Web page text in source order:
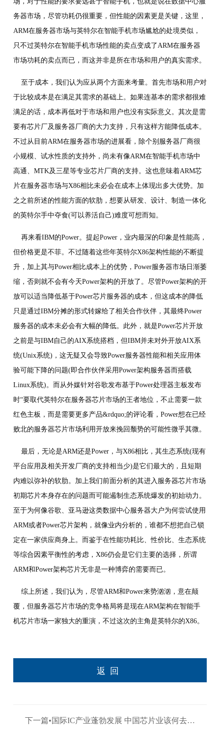
务器市场，尽管功耗仍很重要，但性能的因素更是关键，这里，
ARM在服务器市场与英特尔在智能手机市场尴尬的处境类似，
只不过英特尔在智能手机市场性能的卖点变成了ARM在服务器
市场功耗的卖点而已，而这并非是所在市场和用户的真实需求。
至于成本，我们认为应从两个方面来考量。首先市场和用户对
于比较成本是在满足其需求的基础上。如果连基本的需求都很难
满足的话，成本再低对于市场和用户也没有实际意义。其次是需
要有芯片厂及服务器厂商的大力支持，只有这样方能降低成本。
不过从目前ARM在服务器市场的进展看，除个别服务器厂商很
小规模、试水性质的支持外，尚未有像ARM在智能手机市场中
高通、MTK及三星等专业芯片厂商的支持。这也意味着ARM芯
片在服务器市场与X86相比未必会在成本上体现出多大优势。加
之之前所述的性能方面的软肋，想要从研发、设计、制造一体化
的英特尔手中夺食(可以养活自己)难度可想而知。
再来看IBM的Power。提起Power，业内最深的印象是性能高，
但价格更是不菲。不过随着这些年英特尔X86架构性能的不断提
升，加上其与Power相比成本上的优势，Power服务器市场日渐萎
缩，否则就不会有今天Power架构的开放了。尽管Power架构的开
放可以适当降低基于Power芯片服务器的成本，但这成本的降低
只是通过IBM分摊的形式转嫁给了相关合作伙伴，其最终Power
服务器的成本未必会有大幅的降低。此外，就是Power芯片开放
之前是与IBM自己的AIX系统搭档，但IBM并未对外开放AIX系
统(Unix系统)，这无疑又会导致Power服务器性能和相关应用体
验可能下降的问题(即合作伙伴采用Power架构服务器而搭载
Linux系统)。而从外媒针对谷歌发布基于Power处理器主板发布
时“要取代英特尔在服务器芯片市场的王者地位，不止需要一款
红色主板，而是需要更多产品&rdquo;的评论看，Power想在已经
败北的服务器芯片市场利用开放来挽回颓势的可能性微乎其微。
最后，无论是ARM还是Power，与X86相比，其生态系统(现有
平台应用及相关开发厂商的支持相当少)是它们最大的，且短期
内难以弥补的软肋。加上我们前面分析的其进入服务器芯片市场
初期芯片本身存在的问题而可能遏制生态系统爆发的初始动力。
至于为何像谷歌、亚马逊这类数据中心服务器大户为何尝试使用
ARM或者Power芯片架构，就像业内分析的，谁都不想把自己锁
定在一家供应商身上。而鉴于在性能功耗比、性价比、生态系统
等综合因素平衡性的考虑，X86仍会是它们主要的选择，所谓
ARM和Power架构芯片无非是一种博弈的需要而已。
综上所述，我们认为，尽管ARM和Power来势汹汹，意在颠
覆，但服务器芯片市场的竞争格局将是现在ARM架构在智能手
机芯片市场一家独大的重演，不过这次的主角是英特尔的X86。
返回
下一篇•国际IC产业蓬勃发展 中国芯片业该何去何